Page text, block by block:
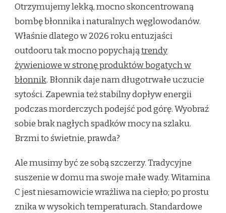
Otrzymujemy lekką, mocno skoncentrowaną
bombę błonnika i naturalnych węglowodanów.
Właśnie dlatego w 2026 roku entuzjaści
outdooru tak mocno popychajątrendy
żywieniowe w stronę produktów bogatych w
błonnik. Błonnik daje nam długotrwałe uczucie
sytości. Zapewnia też stabilny dopływ energii
podczas morderczych podejść pod górę. Wyobraź
sobie brak nagłych spadków mocy na szlaku.
Brzmi to świetnie, prawda?
Ale musimy być ze sobą szczerzy. Tradycyjne
suszenie w domu ma swoje małe wady. Witamina
C jest niesamowicie wrażliwa na ciepło; po prostu
znika w wysokich temperaturach. Standardowe